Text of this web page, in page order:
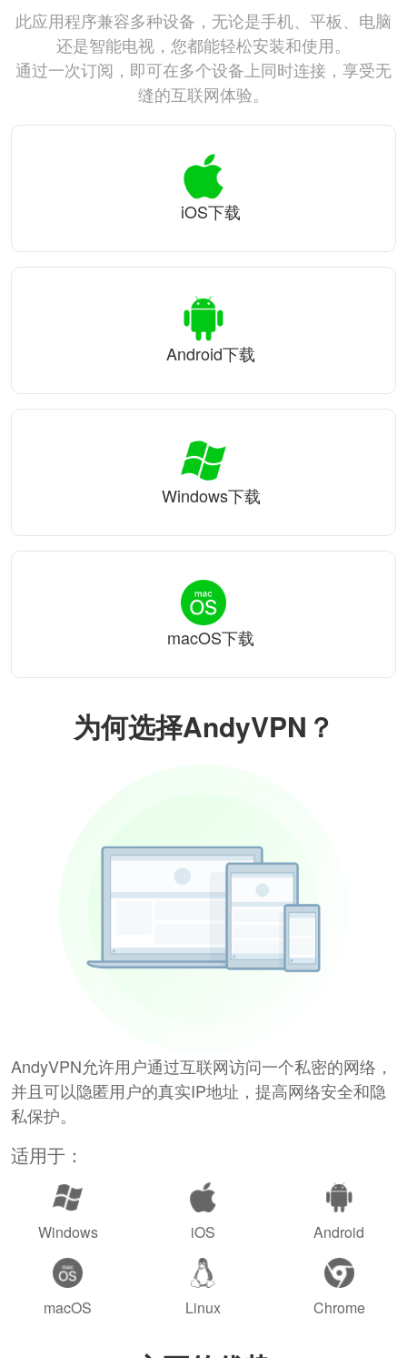
为何选择AndyVPN？
AndyVPN允许用户通过互联网访问一个私密的网络，
并且可以隐匿用户的真实IP地址，提高网络安全和隐
私保护。
适用于：
Windows iOS Android
macOS Linux Chrome
此应用程序兼容多种设备，无论是手机、平板、电脑
还是智能电视，您都能轻松安装和使用。
通过一次订阅，即可在多个设备上同时连接，享受无
缝的互联网体验。
iOS下载
Android下载
Windows下载
macOS下载